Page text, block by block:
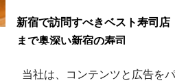
当社は、コンテンツと広告を
新宿で訪問すべきベスト寿司
まで奥深い新宿の寿司
寿司は、日本を代表する食文化の
的なスタイルはもちろん、近年では